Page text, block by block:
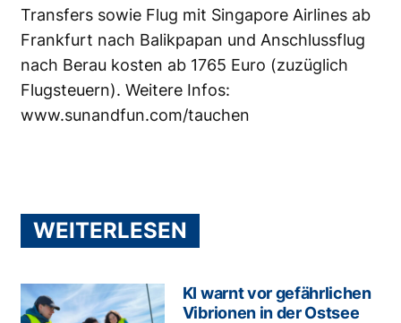
Transfers sowie Flug mit Singapore Airlines ab
Frankfurt nach Balikpapan und Anschlussflug
nach Berau kosten ab 1765 Euro (zuzüglich
Flugsteuern). Weitere Infos:
www.sunandfun.com/tauchen
WEITERLESEN
KI warnt vor gefährlichen
Vibrionen in der Ostsee